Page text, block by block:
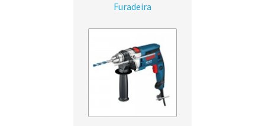
Furadeira